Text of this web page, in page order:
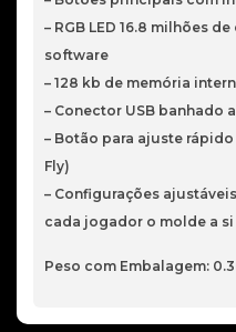
– RGB LED 16.8 milhões
software
– 128 kb de memória
– Conector USB banhado
– Botão para ajuste
Fly)
– Configurações
cada jogador o molde a si
Peso com Embalagem: